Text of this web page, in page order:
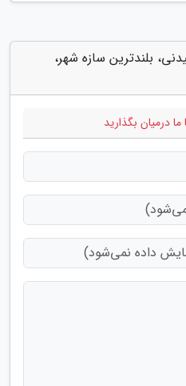
بلندترین سازه شهر،
درمیان بگذارید